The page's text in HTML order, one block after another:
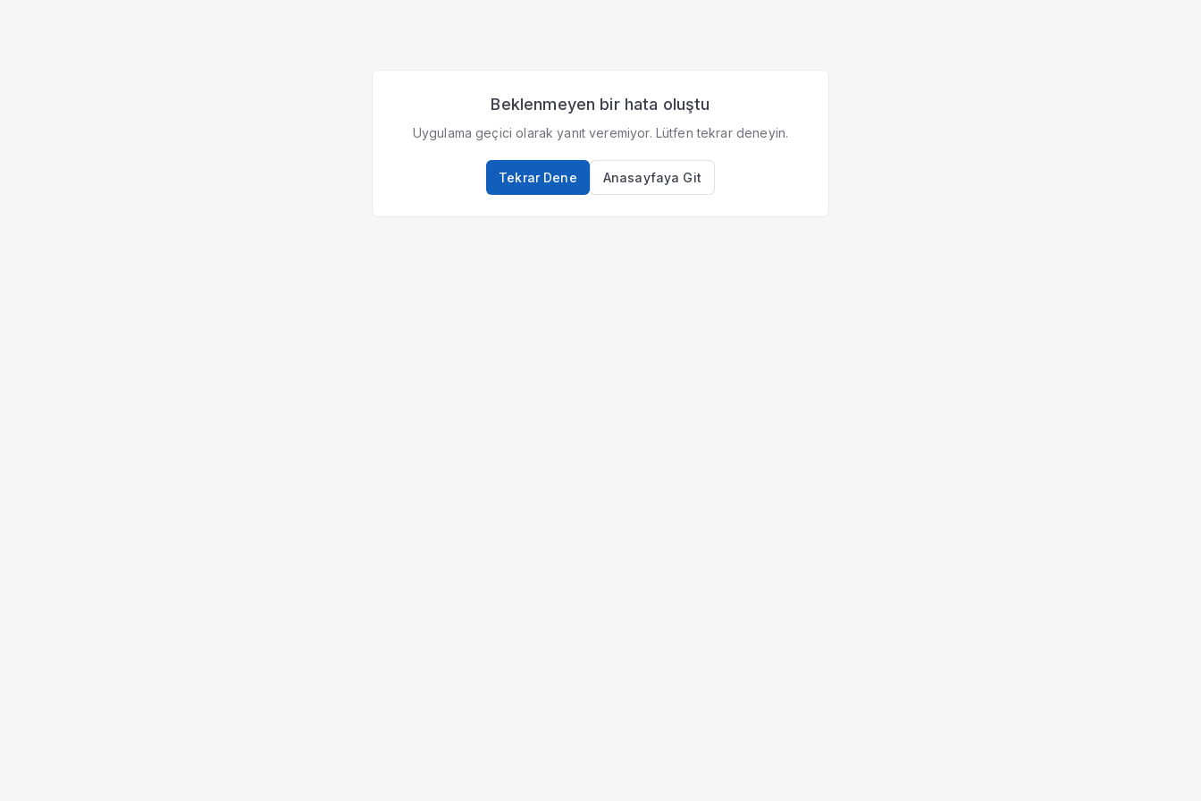
Beklenmeyen bir hata oluştu
Uygulama geçici olarak yanıt veremiyor. Lütfen tekrar deneyin.
Tekrar Dene Anasayfaya Git